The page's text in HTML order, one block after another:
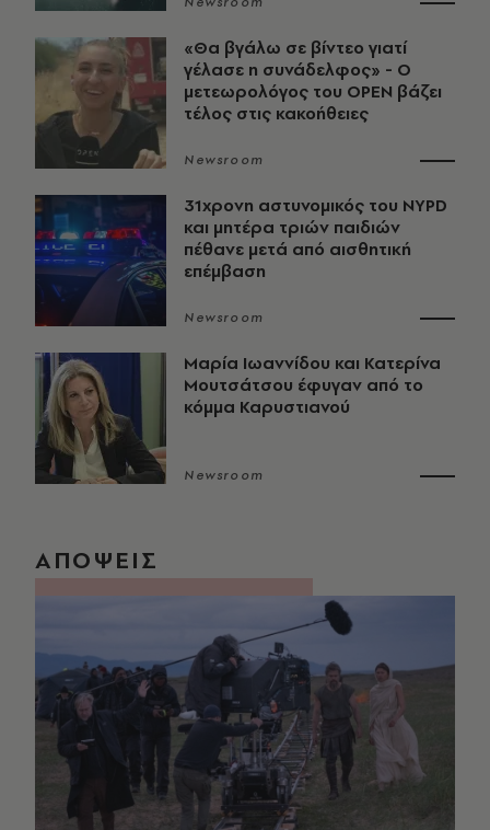
«Θα βγάλω σε βίντεο γιατί
γέλασε η συνάδελφος» - Ο
μετεωρολόγος του OPEN βάζει
τέλος στις κακοήθειες
Newsroom
31χρονη αστυνομικός του NYPD
και μητέρα τριών παιδιών
πέθανε μετά από αισθητική
επέμβαση
Newsroom
Μαρία Ιωαννίδου και Κατερίνα
Μουτσάτσου έφυγαν από το
κόμμα Καρυστιανού
Newsroom
ΑΠΟΨΕΙΣ